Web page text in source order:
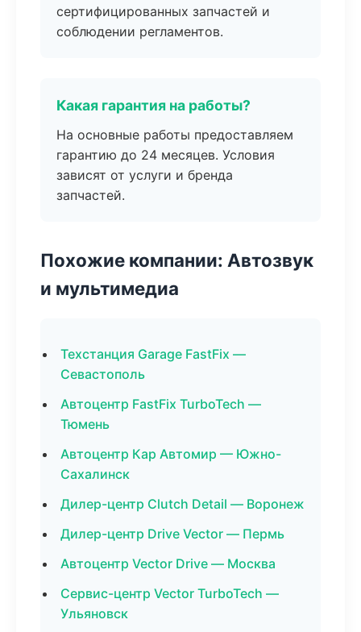
сертифицированных запчастей и
соблюдении регламентов.
Какая гарантия на работы?
На основные работы предоставляем
гарантию до 24 месяцев. Условия
зависят от услуги и бренда
запчастей.
Похожие компании: Автозвук
и мультимедиа
Техстанция Garage FastFix —
Севастополь
Автоцентр FastFix TurboTech —
Тюмень
Автоцентр Кар Автомир — Южно-
Сахалинск
Дилер-центр Clutch Detail — Воронеж
Дилер-центр Drive Vector — Пермь
Автоцентр Vector Drive — Москва
Сервис-центр Vector TurboTech —
Ульяновск